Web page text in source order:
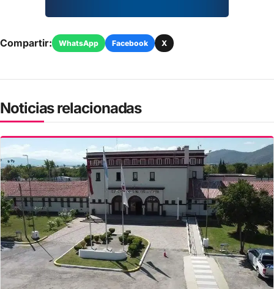
Compartir: WhatsApp Facebook X
Noticias relacionadas